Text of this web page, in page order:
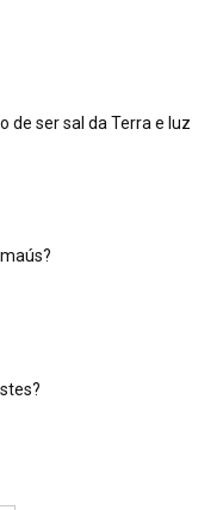
de ser sal da Terra e luz